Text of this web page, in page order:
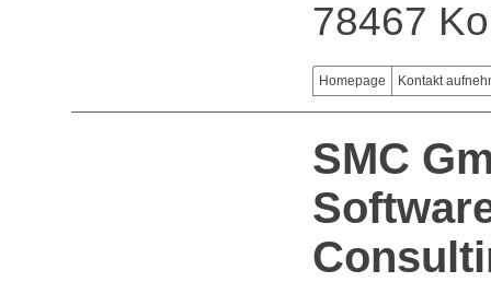
78467
Homepage Kontakt
SMC